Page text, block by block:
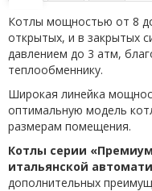
Котлы мощностью от 8
открытых, и в закрытых
давлением до 3 атм,
теплообменнику.
Широкая линейка
оптимальную модель
размерам помещения.
Котлы серии
итальянской
дополнительных